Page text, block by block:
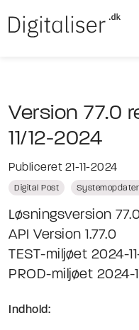
Version 77.0
11/12-2024
Publiceret 21-11-2024
Digital Post
Løsningsversion
API Version 1.77.0
TEST-miljøet 2024-
PROD-miljøet 2024-
Indhold: